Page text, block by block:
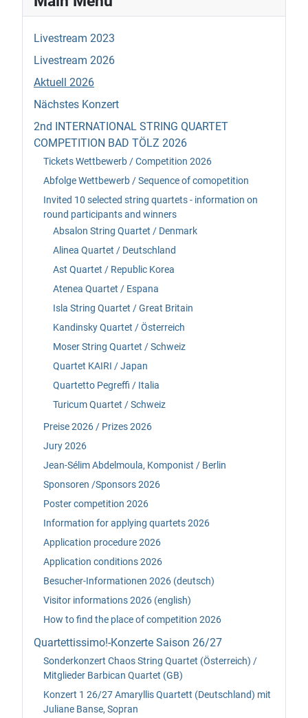
Livestream 2023
Livestream 2026
Aktuell 2026
Nächstes Konzert
2nd INTERNATIONAL STRING QUARTET
COMPETITION BAD TÖLZ 2026
Tickets Wettbewerb / Competition 2026
Abfolge Wettbewerb / Sequence of comopetition
Invited 10 selected string quartets - information on
round participants and winners
Absalon String Quartet / Denmark
Alinea Quartet / Deutschland
Ast Quartet / Republic Korea
Atenea Quartet / Espana
Isla String Quartet / Great Britain
Kandinsky Quartet / Österreich
Moser String Quartet / Schweiz
Quartet KAIRI / Japan
Quartetto Pegreffi / Italia
Turicum Quartet / Schweiz
Preise 2026 / Prizes 2026
Jury 2026
Jean-Sélim Abdelmoula, Komponist / Berlin
Sponsoren /Sponsors 2026
Poster competition 2026
Information for applying quartets 2026
Application procedure 2026
Application conditions 2026
Besucher-Informationen 2026 (deutsch)
Visitor informations 2026 (english)
How to find the place of competition 2026
Quartettissimo!-Konzerte Saison 26/27
Sonderkonzert Chaos String Quartet (Österreich) /
Mitglieder Barbican Quartet (GB)
Konzert 1 26/27 Amaryllis Quartett (Deutschland) mit
Juliane Banse, Sopran